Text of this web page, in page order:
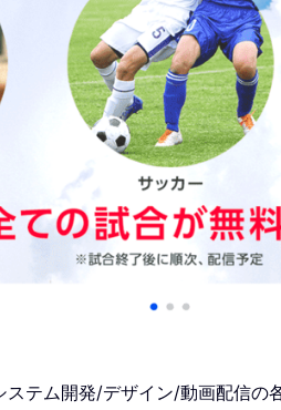
テム開発/デザイン/動画配信の